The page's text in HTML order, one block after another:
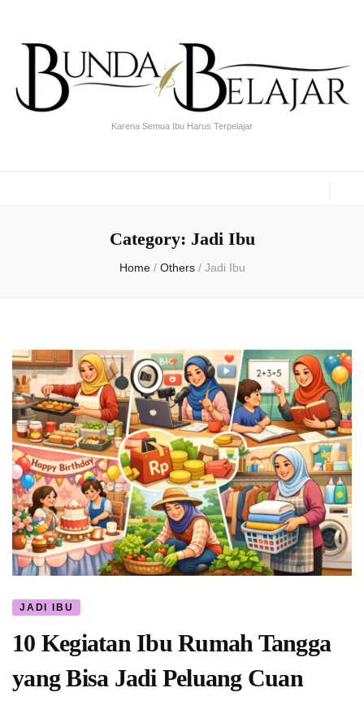
Karena Semua Ibu Harus Terpelajar
Category: Jadi Ibu
Home / Others / Jadi Ibu
JADI IBU
10 Kegiatan Ibu Rumah Tangga
yang Bisa Jadi Peluang Cuan